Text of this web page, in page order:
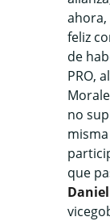
ahora,
feliz
de
PRO,
no
que